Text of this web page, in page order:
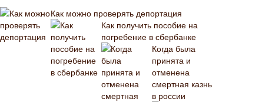
Как можно проверять депортация
Как получить пособие на
погребение в сбербанке
Когда была
принята и
отменена
смертная казнь
в россии